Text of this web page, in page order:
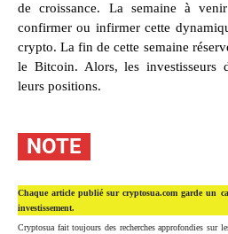
de croissance. La semaine à
confirmer ou infirmer cette
crypto. La fin de cette semaine
le Bitcoin. Alors, les investisseurs
leurs positions.
NOTE
Chaque article publié sur cryptosua.com garde un
investissement.
Cryptosua fait toujours des recherches approfondies sur